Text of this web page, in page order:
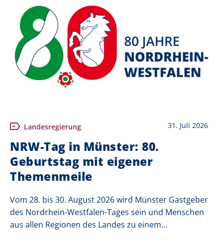
Landesregierung 31. Juli 2026
NRW-Tag in Münster: 80.
Geburtstag mit eigener
Themenmeile
Vom 28. bis 30. August 2026 wird Münster Gastgeber
des Nordrhein-Westfalen-Tages sein und Menschen
aus allen Regionen des Landes zu einem...